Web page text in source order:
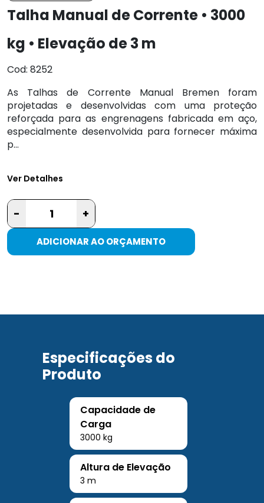
Talha Manual de Corrente • 3000
kg • Elevação de 3 m
Cod: 8252
As Talhas de Corrente Manual Bremen foram
projetadas e desenvolvidas com uma proteção
reforçada para as engrenagens fabricada em aço,
especialmente desenvolvida para fornecer máxima
p...
Ver Detalhes
- +
ADICIONAR AO ORÇAMENTO
Especificações do
Produto
Capacidade de
Carga
3000 kg
Altura de Elevação
3 m